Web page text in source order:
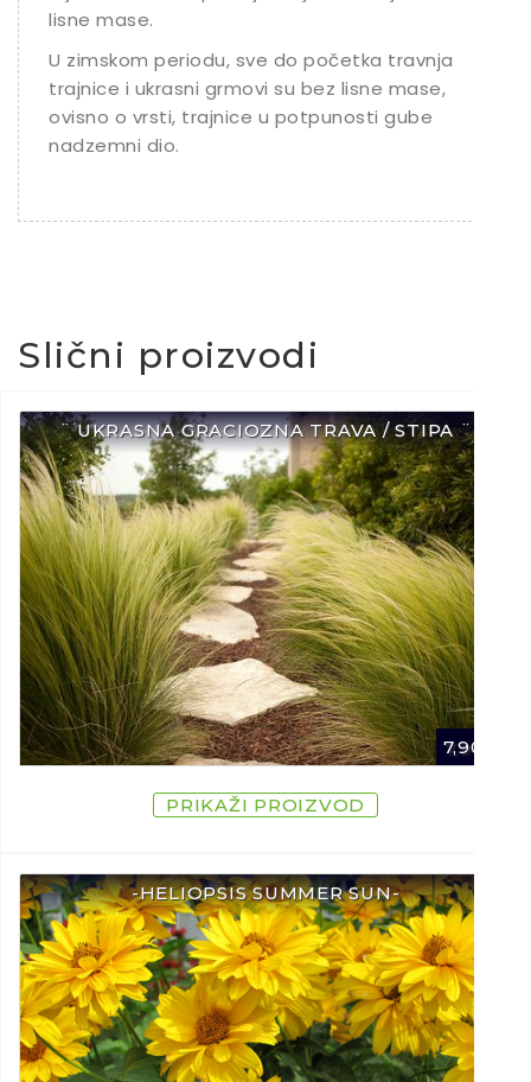
lisne mase.
U zimskom periodu, sve do početka travnja
trajnice i ukrasni grmovi su bez lisne mase,
ovisno o vrsti, trajnice u potpunosti gube
nadzemni dio.
Slični proizvodi
¨ UKRASNA GRACIOZNA TRAVA / STIPA ¨
7,90
PRIKAŽI PROIZVOD
-HELIOPSIS SUMMER SUN-